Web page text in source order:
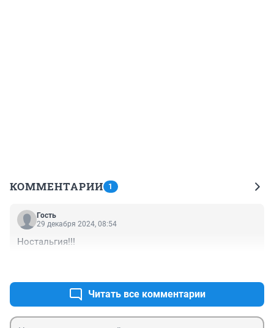
КОММЕНТАРИИ 1
Гость
29 декабря 2024, 08:54
Ностальгия!!!
Читать все комментарии